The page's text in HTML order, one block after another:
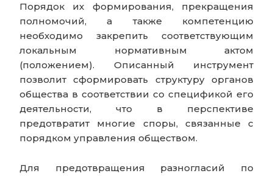
Порядок их формирования, прекращения
полномочий, а также компетенцию
необходимо закрепить соответствующим
локальным нормативным актом
(положением). Описанный инструмент
позволит сформировать структуру органов
общества в соответствии со спецификой его
деятельности, что в перспективе
предотвратит многие споры, связанные с
порядком управления обществом.
Для предотвращения разногласий по